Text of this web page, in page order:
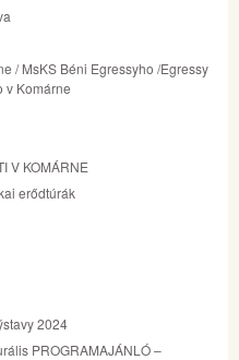
/ MsKS Béni Egressyho /Egressy
v Komárne
V KOMÁRNE
erődtúrák
2024
PROGRAMAJÁNLÓ –